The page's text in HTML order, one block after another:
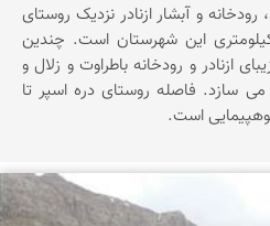
و آبشار ازنادر نزدیک روستای
این شهرستان است. چندین
ازنادر و رودخانه باطراوت و زلال و
می سازد. فاصله روستای دره اسپر تا
است.